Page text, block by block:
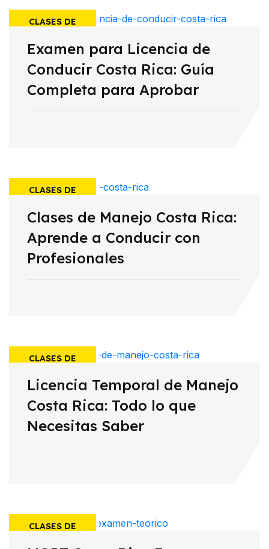
CLASES DE
MANEJO
Examen para Licencia de
Conducir Costa Rica: Guía
Completa para Aprobar
CLASES DE
MANEJO
Clases de Manejo Costa Rica:
Aprende a Conducir con
Profesionales
CLASES DE
MANEJO
Licencia Temporal de Manejo
Costa Rica: Todo lo que
Necesitas Saber
CLASES DE